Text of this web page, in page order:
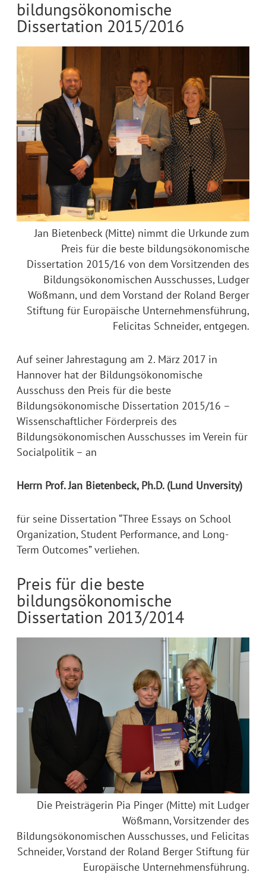
bildungsökonomische
Dissertation 2015/2016
Jan Bietenbeck (Mitte) nimmt die Urkunde zum
Preis für die beste bildungsökonomische
Dissertation 2015/16 von dem Vorsitzenden des
Bildungsökonomischen Ausschusses, Ludger
Wößmann, und dem Vorstand der Roland Berger
Stiftung für Europäische Unternehmensführung,
Felicitas Schneider, entgegen.
Auf seiner Jahrestagung am 2. März 2017 in
Hannover hat der Bildungsökonomische
Ausschuss den Preis für die beste
Bildungsökonomische Dissertation 2015/16 –
Wissenschaftlicher Förderpreis des
Bildungsökonomischen Ausschusses im Verein für
Socialpolitik – an
Herrn Prof. Jan Bietenbeck, Ph.D. (Lund Unversity)
für seine Dissertation “Three Essays on School
Organization, Student Performance, and Long-
Term Outcomes” verliehen.
Preis für die beste
bildungsökonomische
Dissertation 2013/2014
Die Preisträgerin Pia Pinger (Mitte) mit Ludger
Wößmann, Vorsitzender des
Bildungsökonomischen Ausschusses, und Felicitas
Schneider, Vorstand der Roland Berger Stiftung für
Europäische Unternehmensführung.